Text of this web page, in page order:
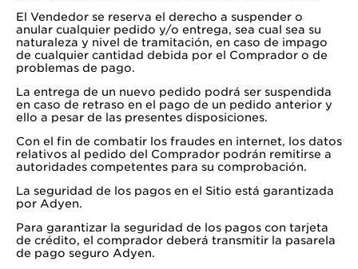
El Vendedor se reserva el derecho a suspender o
anular cualquier pedido y/o entrega, sea cual sea su
naturaleza y nivel de tramitación, en caso de impago
de cualquier cantidad debida por el Comprador o de
problemas de pago.
La entrega de un nuevo pedido podrá ser suspendida
en caso de retraso en el pago de un pedido anterior y
ello a pesar de las presentes disposiciones.
Con el fin de combatir los fraudes en internet, los datos
relativos al pedido del Comprador podrán remitirse a
autoridades competentes para su comprobación.
La seguridad de los pagos en el Sitio está garantizada
por Adyen.
Para garantizar la seguridad de los pagos con tarjeta
de crédito, el comprador deberá transmitir la pasarela
de pago seguro Adyen.